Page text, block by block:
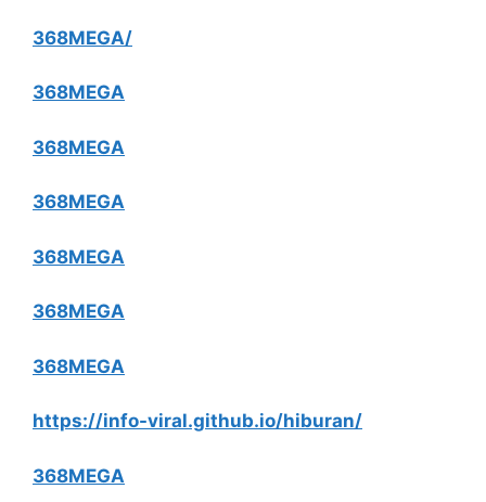
368MEGA/
368MEGA
368MEGA
368MEGA
368MEGA
368MEGA
368MEGA
https://info-viral.github.io/hiburan/
368MEGA